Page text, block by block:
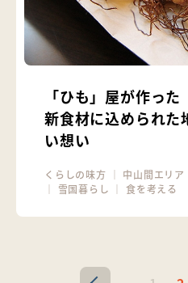
「ひも」屋が作っ
新食材に込められた
い想い
くらしの味方 ｜ 中山間エリア
｜ 雪国暮らし ｜食を考える